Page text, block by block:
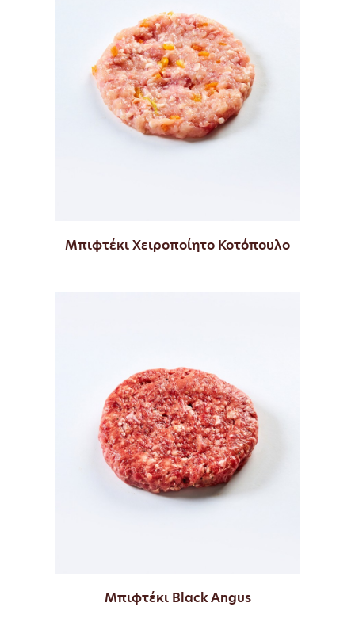
Μπιφτέκι Χειροποίητο Κοτόπουλο
Μπιφτέκι Black Angus